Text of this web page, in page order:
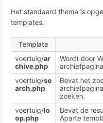
Het standaard thema is
templates.
Template
voertuig/ar
chive.php
Wordt door
voertuig/se
arch.php
Bevat het
zoeken.
voertuig/lo
op.php
Bevat de
Aparte